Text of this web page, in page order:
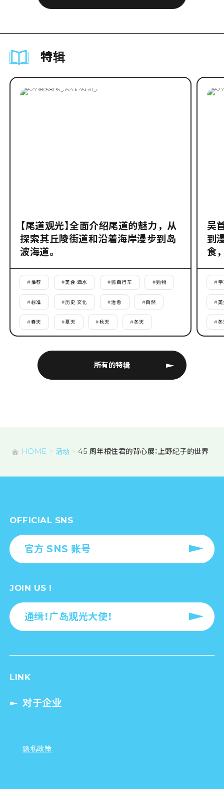
特辑
所有的特辑
【尾道观光】全面介绍尾道的魅力，从
探索其丘陵街道和沿着海岸漫步到岛
波海道。
#推荐 #美食·酒水 #骑自行车 #购物
#标准 #历史·文化 #治愈 #自然
#春天 #夏天 #秋天 #冬天
吴
到
食
# 学
#美
#冬
HOME 活动 45 周年根住君的背心展：上野纪子的世界
OFFICIAL SNS
官方 SNS 账号
JOIN US !
通缉！广岛观光大使！
LINK
对于企业
隐私政策